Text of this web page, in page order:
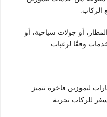
الركاب.
أو جولات سياحية، أو
وفقًا لرغبات
ليموزين فاخرة تتميز
للركاب تجربة